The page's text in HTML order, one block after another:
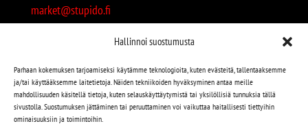
Hallinnoi suostumusta
Parhaan kokemuksen tarjoamiseksi käytämme teknologioita, kuten evästeitä, tallentaaksemme
ja/tai käyttääksemme laitetietoja. Näiden tekniikoiden hyväksyminen antaa meille
mahdollisuuden käsitellä tietoja, kuten selauskäyttäytymistä tai yksilöllisiä tunnuksia tällä
sivustolla. Suostumuksen jättäminen tai peruuttaminen voi vaikuttaa haitallisesti tiettyihin
ominaisuuksiin ja toimintoihin.
market@stupido.fi
Avoinna:
arkisin 12-18
lauantaisin 12-17